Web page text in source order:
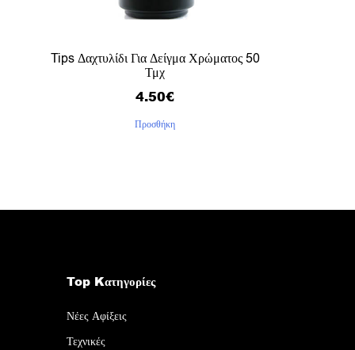
Tips Δαχτυλίδι Για Δείγμα Χρώματος 50
Τμχ
4.50€
Προσθήκη
Top Kατηγορίες
Νέες Αφίξεις
Τεχνικές